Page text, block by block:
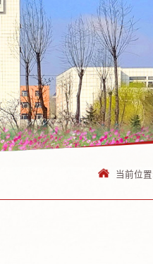
当前位